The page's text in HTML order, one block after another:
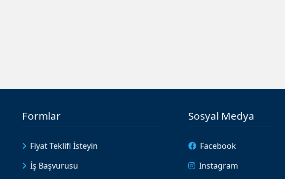
Formlar
Fiyat Teklifi İsteyin
İş Başvurusu
Sosyal Medya
Facebook
Instagram